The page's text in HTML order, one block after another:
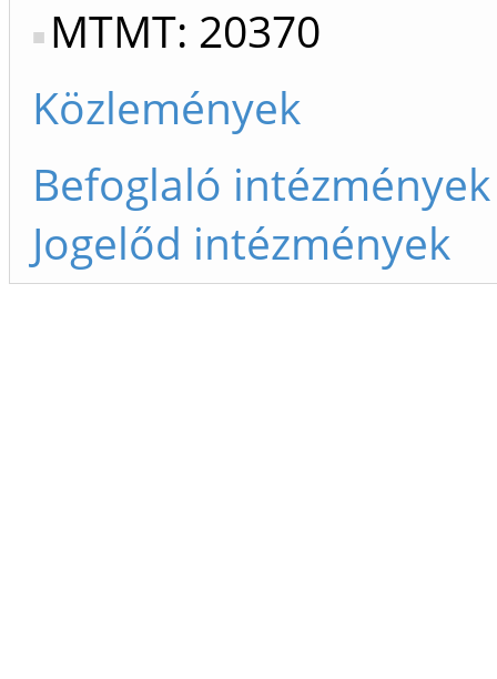
MTMT: 20370
Közlemények
Befoglaló intézmények
Jogelőd intézmények